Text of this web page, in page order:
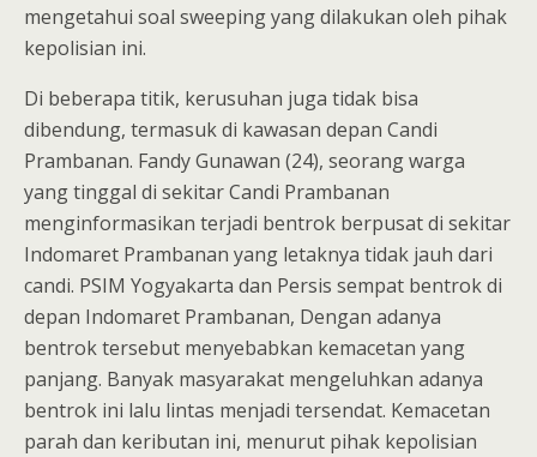
mengetahui soal sweeping yang dilakukan oleh pihak
kepolisian ini.
Di beberapa titik, kerusuhan juga tidak bisa
dibendung, termasuk di kawasan depan Candi
Prambanan. Fandy Gunawan (24), seorang warga
yang tinggal di sekitar Candi Prambanan
menginformasikan terjadi bentrok berpusat di sekitar
Indomaret Prambanan yang letaknya tidak jauh dari
candi. PSIM Yogyakarta dan Persis sempat bentrok di
depan Indomaret Prambanan, Dengan adanya
bentrok tersebut menyebabkan kemacetan yang
panjang. Banyak masyarakat mengeluhkan adanya
bentrok ini lalu lintas menjadi tersendat. Kemacetan
parah dan keributan ini, menurut pihak kepolisian